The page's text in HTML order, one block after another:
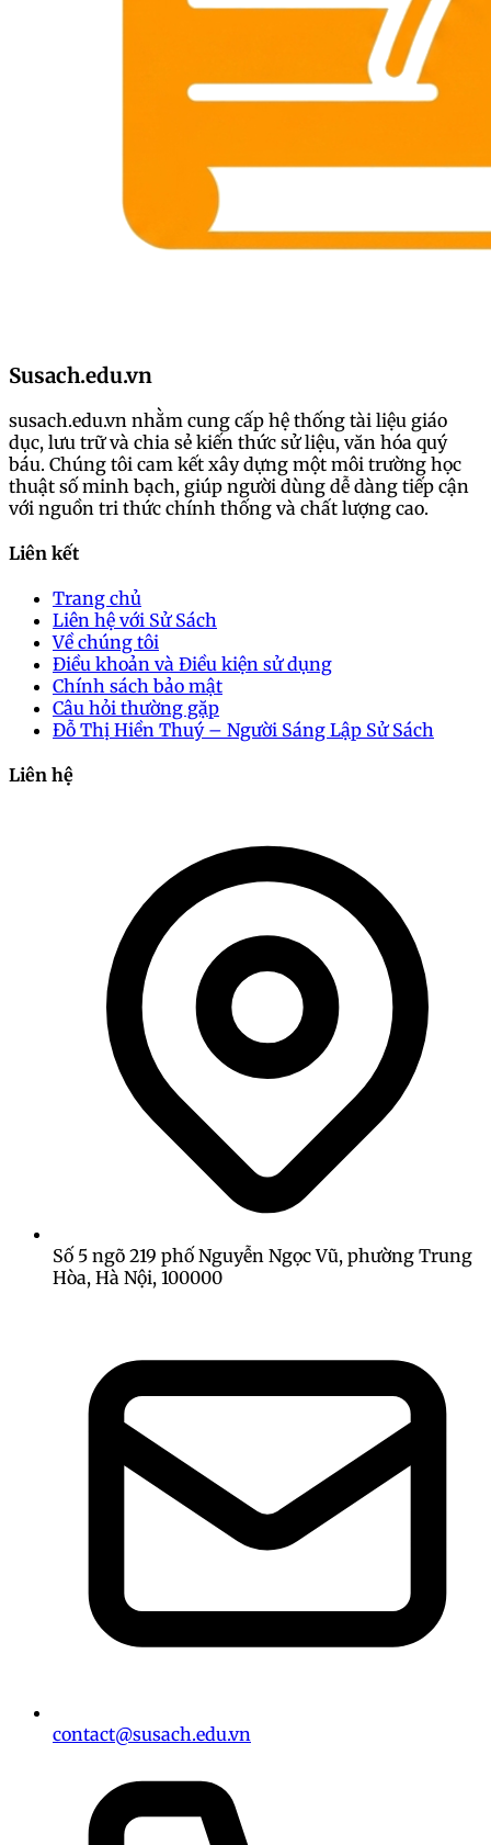
Susach.edu.vn
susach.edu.vn nhằm cung cấp hệ thống tài liệu giáo
dục, lưu trữ và chia sẻ kiến thức sử liệu, văn hóa quý
báu. Chúng tôi cam kết xây dựng một môi trường học
thuật số minh bạch, giúp người dùng dễ dàng tiếp cận
với nguồn tri thức chính thống và chất lượng cao.
Liên kết
Trang chủ
Liên hệ với Sử Sách
Về chúng tôi
Điều khoản và Điều kiện sử dụng
Chính sách bảo mật
Câu hỏi thường gặp
Đỗ Thị Hiền Thuý – Người Sáng Lập Sử Sách
Liên hệ
Số 5 ngõ 219 phố Nguyễn Ngọc Vũ, phường Trung
Hòa, Hà Nội, 100000
contact@susach.edu.vn